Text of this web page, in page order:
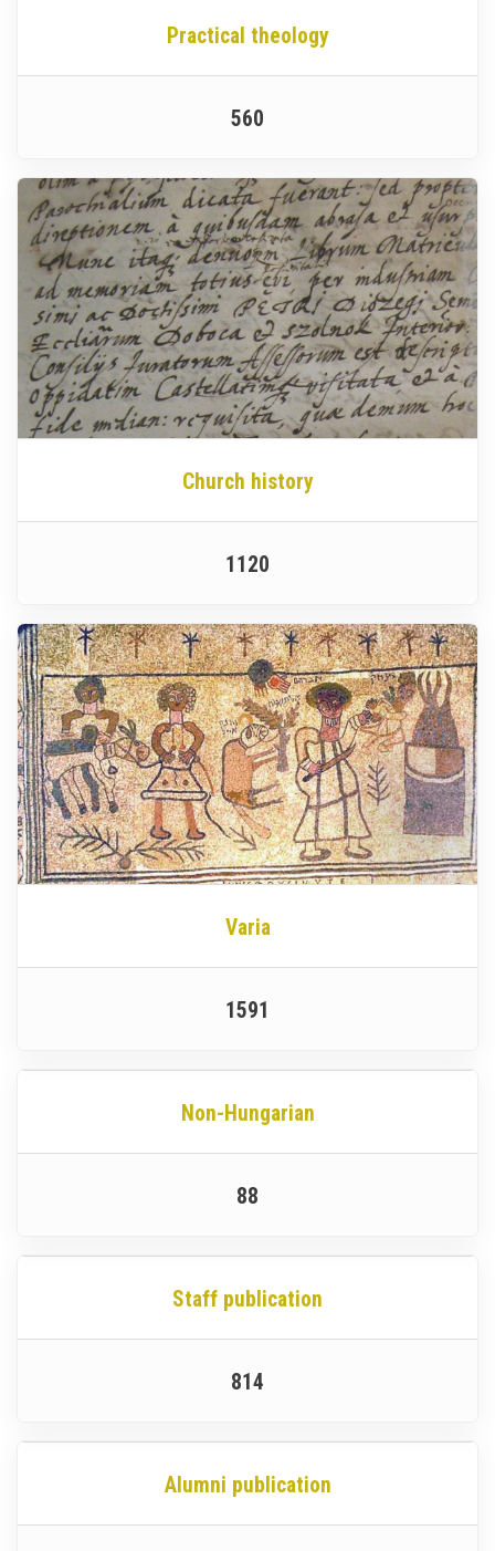
Practical theology
560
Church history
1120
Varia
1591
Non-Hungarian
88
Staff publication
814
Alumni publication